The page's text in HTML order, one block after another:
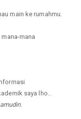
main ke rumahmu.
mana
saya lho..
.